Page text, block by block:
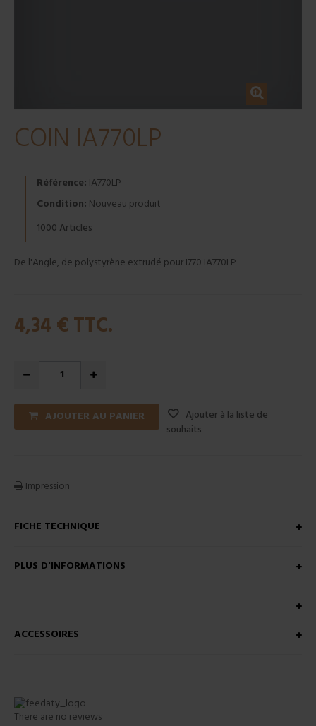
COIN IA770LP
Référence: IA770LP
Condition: Nouveau produit
1000 Articles
De l'Angle, de polystyrène extrudé pour I770 IA770LP
4,34 € TTC.
AJOUTER AU PANIER
Ajouter à la liste de
souhaits
Impression
FICHE TECHNIQUE
PLUS D'INFORMATIONS
ACCESSOIRES
There are no reviews